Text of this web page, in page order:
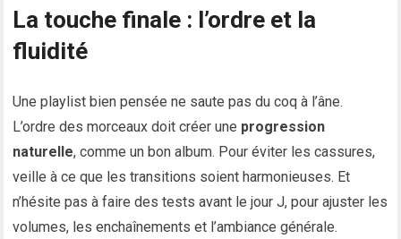
La touche finale : l’ordre et la
fluidité
Une playlist bien pensée ne saute pas du coq à l’âne.
L’ordre des morceaux doit créer une progression
naturelle, comme un bon album. Pour éviter les cassures,
veille à ce que les transitions soient harmonieuses. Et
n’hésite pas à faire des tests avant le jour J, pour ajuster les
volumes, les enchaînements et l’ambiance générale.